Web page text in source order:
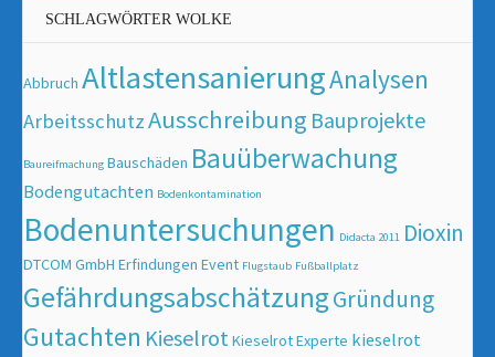
SCHLAGWÖRTER WOLKE
Abbruch AltlastensanierungAnalysen
ArbeitsschutzAusschreibung Bauprojekte
Baureifmachung Bauschäden Bauüberwachung
Bodengutachten Bodenkontamination
Bodenuntersuchungen Didacta 2011 Dioxin
DTCOM GmbH Erfindungen Event Flugstaub Fußballplatz
GefährdungsabschätzungGründung
Gutachten KieselrotKieselrot Experte kieselrot